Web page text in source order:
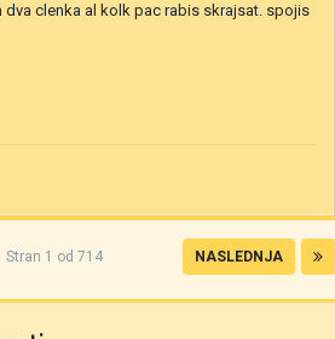
dva clenka al kolk pac rabis skrajsat. spojis
NASLEDNJA
Stran 1 od 714